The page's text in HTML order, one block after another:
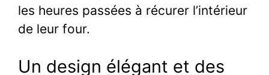
les heures passées à récurer l’intérieur
de leur four.
Un design élégant et des